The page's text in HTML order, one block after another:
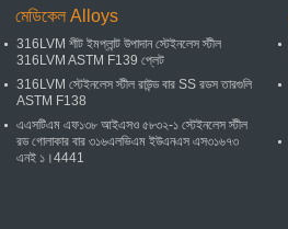
মেডিকেল Alloys
316LVM শীট ইমপ্লান্ট উপাদান স্টেইনলেস স্টীল
316LVM ASTM F139 প্লেট
316LVM স্টেইনলেস স্টীল রাউন্ড বার SS রডস তারগুলি
ASTM F138
এএসটিএম এফ১৩৮ আইএসও ৫৮৩২-১ স্টেইনলেস স্টীল
রড গোলাকার বার ৩১৬এলভিএম ইউএনএস এস৩১৬৭৩
এনই ১।4441